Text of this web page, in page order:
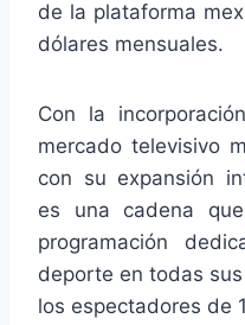
de la plataforma
dólares mensuales.
Con la
mercado televisivo
con su expansión
es una cadena
programación
deporte en todas
los espectadores de